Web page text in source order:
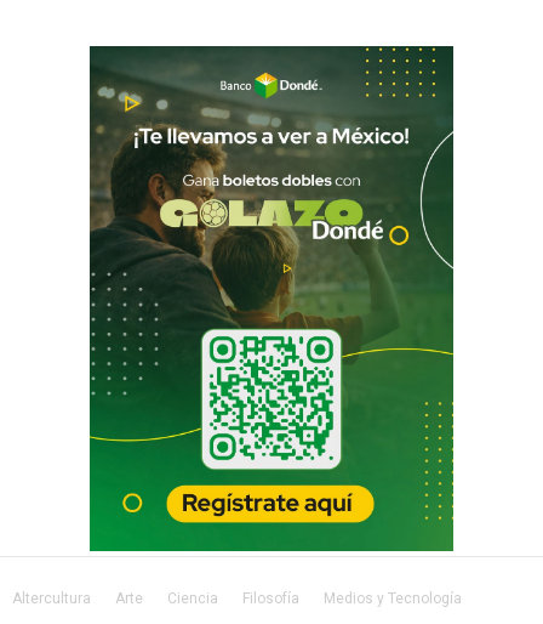
Altercultura Arte Ciencia Filosofía Medios y Tecnología